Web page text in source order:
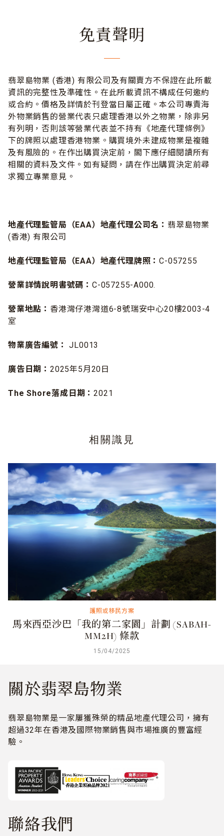
免責聲明
翡翠島物業 (香港) 有限公司及有關賣方不保證在此所載
資訊的完整性及準確性。在此所載資訊不構成任何邀約
或合約。價格及詳情於刊登當日屬正確。本公司專責海
外物業銷售的營業代表只處理香港以外之物業，除非另
有列明，否則該等營業代表並不持有《地產代理條例》
下的牌照以處理香港物業。購買境外未建成物業是複雜
及有風險的。在作出購買決定前，閣下應仔細閱讀所有
相關的資料及文件。如有疑問，請在作出購買決定前尋
求獨立專業意見。
地產代理監管局（EAA）地產代理公司名： 翡翠島物業
(香港) 有限公司
地產代理監管局（EAA）地產代理牌照：C-057255
營業詳情說明書號碼：C-057255-A000.
營業地點： 香港灣仔港灣道6-8號瑞安中心20樓2003-4
室
物業廣告編號： JL0013
廣告日期： 2025年5月20日
The Shore落成日期：2021
相關識見
護照或移民方案
馬來西亞沙巴「我的第二家園」計劃 (SABAH-
MM2H) 條款
15/04/2025
關於翡翠島物業
翡翠島物業是一家屢獲殊榮的精品地產代理公司，擁有
超過32年在香港及國際物業銷售與市場推廣的豐富經
驗。
聯絡我們